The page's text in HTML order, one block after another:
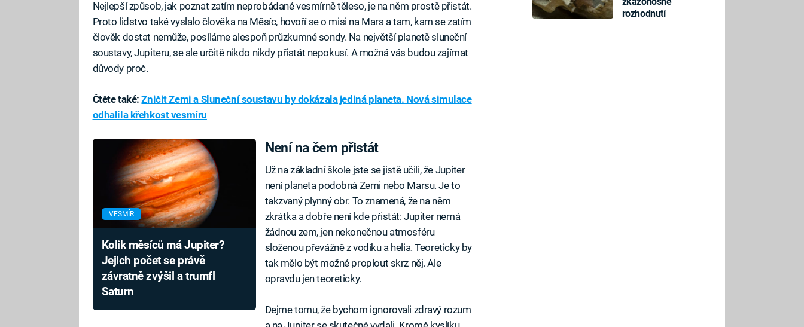
rozhodnutí
Nejlepší způsob, jak poznat zatím neprobádané vesmírně těleso, je na něm prostě přistát.
Proto lidstvo také vyslalo člověka na Měsíc, hovoří se o misi na Mars a tam, kam se zatím
člověk dostat nemůže, posíláme alespoň průzkumné sondy. Na největší planetě sluneční
soustavy, Jupiteru, se ale určitě nikdo nikdy přistát nepokusí. A možná vás budou zajímat
důvody proč.
Čtěte také:Zničit Zemi a Sluneční soustavu by dokázala jediná planeta. Nová simulace
odhalila křehkost vesmíru
VESMÍR
Kolik měsíců má Jupiter?
Jejich počet se právě
závratně zvýšil a trumfl
Saturn
Není na čem přistát
Už na základní škole jste se jistě učili, že Jupiter
není planeta podobná Zemi nebo Marsu. Je to
takzvaný plynný obr. To znamená, že na něm
zkrátka a dobře není kde přistát: Jupiter nemá
žádnou zem, jen nekonečnou atmosféru
složenou převážně z vodíku a helia. Teoreticky by
tak mělo být možné proplout skrz něj. Ale
opravdu jen teoreticky.
Dejme tomu, že bychom ignorovali zdravý rozum